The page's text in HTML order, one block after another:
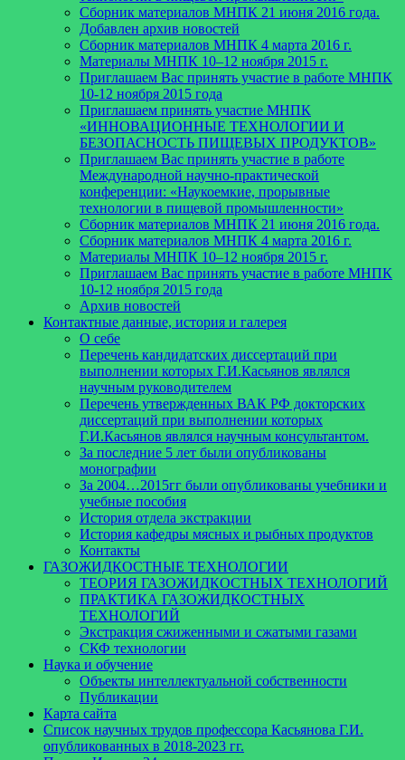
Сборник материалов МНПК 21 июня 2016 года.
Добавлен архив новостей
Cборник материалов МНПК 4 марта 2016 г.
Материалы МНПК 10–12 ноября 2015 г.
Приглашаем Вас принять участие в работе МНПК
10-12 ноября 2015 года
Приглашаем принять участие МНПК
«ИННОВАЦИОННЫЕ ТЕХНОЛОГИИ И
БЕЗОПАСНОСТЬ ПИЩЕВЫХ ПРОДУКТОВ»
Приглашаем Вас принять участие в работе
Международной научно-практической
конференции: «Наукоемкие, прорывные
технологии в пищевой промышленности»
Сборник материалов МНПК 21 июня 2016 года.
Cборник материалов МНПК 4 марта 2016 г.
Материалы МНПК 10–12 ноября 2015 г.
Приглашаем Вас принять участие в работе МНПК
10-12 ноября 2015 года
Архив новостей
Контактные данные, история и галерея
О себе
Перечень кандидатских диссертаций при
выполнении которых Г.И.Касьянов являлся
научным руководителем
Перечень утвержденных ВАК РФ докторских
диссертаций при выполнении которых
Г.И.Касьянов являлся научным консультантом.
За последние 5 лет были опубликованы
монографии
За 2004…2015гг были опубликованы учебники и
учебные пособия
История отдела экстракции
История кафедры мясных и рыбных продуктов
Контакты
ГАЗОЖИДКОСТНЫЕ ТЕХНОЛОГИИ
ТЕОРИЯ ГАЗОЖИДКОСТНЫХ ТЕХНОЛОГИЙ
ПРАКТИКА ГАЗОЖИДКОСТНЫХ
ТЕХНОЛОГИЙ
Экстракция сжиженными и сжатыми газами
СКФ технологии
Наука и обучение
Объекты интеллектуальной собственности
Публикации
Карта сайта
Список научных трудов профессора Касьянова Г.И.
опубликованных в 2018-2023 гг.